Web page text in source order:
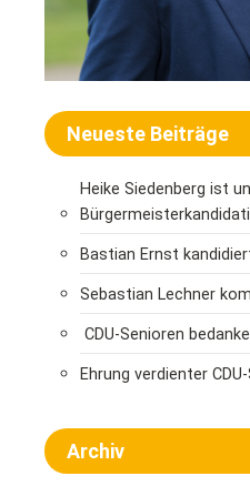
Neueste Beiträge
Heike Siedenberg ist
Bastian Ernst
Sebastian Lechner
CDU-Senioren
Ehrung verdienter
Archiv